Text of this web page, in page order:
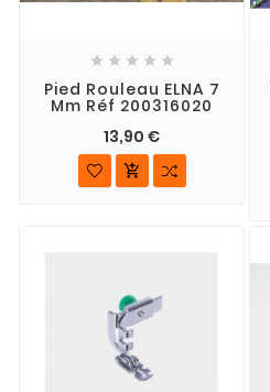
    
Pied Rouleau ELNA 7
Mm Réf 200316020
13,90 €
